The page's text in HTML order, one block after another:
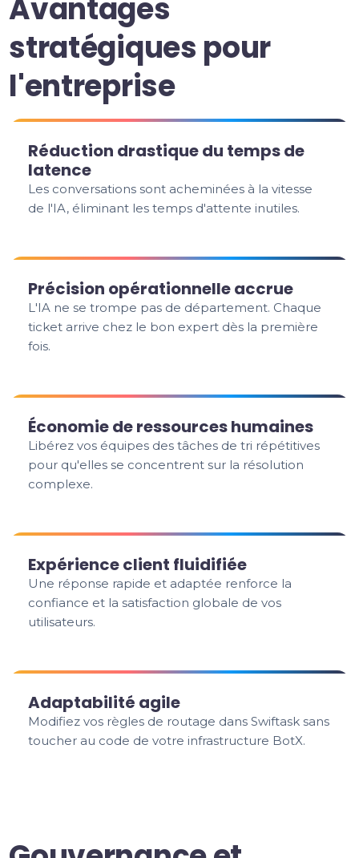
Avantages
stratégiques pour
l'entreprise
Réduction drastique du temps de
latence
Les conversations sont acheminées à la vitesse
de l'IA, éliminant les temps d'attente inutiles.
Précision opérationnelle accrue
L'IA ne se trompe pas de département. Chaque
ticket arrive chez le bon expert dès la première
fois.
Économie de ressources humaines
Libérez vos équipes des tâches de tri répétitives
pour qu'elles se concentrent sur la résolution
complexe.
Expérience client fluidifiée
Une réponse rapide et adaptée renforce la
confiance et la satisfaction globale de vos
utilisateurs.
Adaptabilité agile
Modifiez vos règles de routage dans Swiftask sans
toucher au code de votre infrastructure BotX.